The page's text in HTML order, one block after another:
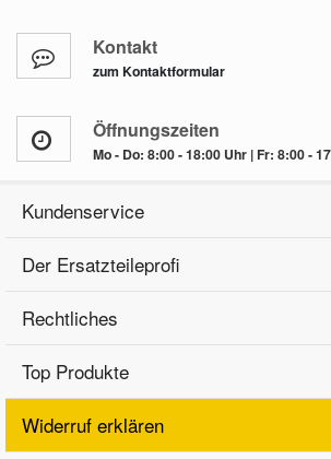
Kontakt
zum Kontaktformular
Öffnungszeiten
Mo - Do: 8:00 - 18:00 Uhr | Fr: 8:00 -
Kundenservice
Der Ersatzteileprofi
Rechtliches
Top Produkte
Widerruf erklären